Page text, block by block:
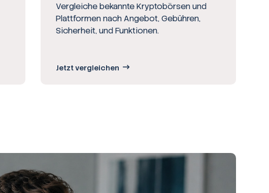
Vergleiche bekannte Kryptobörsen und
Plattformen nach Angebot, Gebühren,
Sicherheit, und Funktionen.
Jetzt vergleichen